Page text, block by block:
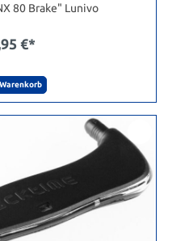
80 Brake" Lunivo
€*